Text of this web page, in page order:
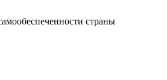
страны